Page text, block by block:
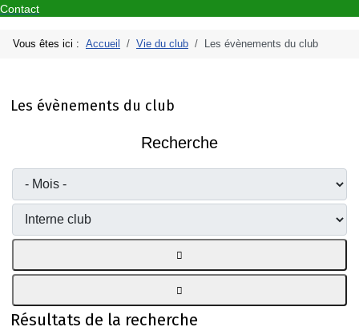
Contact
Vous êtes ici : Accueil Vie du club Les évènements du club
Les évènements du club
Recherche
Résultats de la recherche